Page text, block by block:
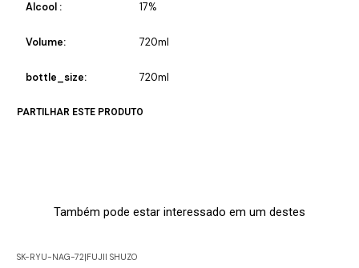
Alcool : 17%
Volume: 720ml
bottle_size: 720ml
PARTILHAR ESTE PRODUTO
Também pode estar interessado em um destes
SK-RYU-NAG-72|FUJII SHUZO